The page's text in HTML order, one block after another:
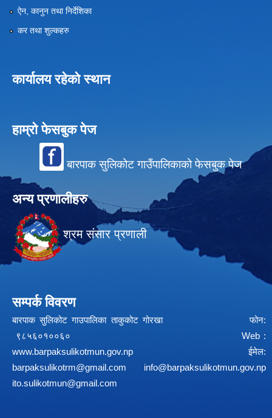
ऐन, कानुन तथा निर्देशिका
कर तथा शुल्कहरु
कार्यालय रहेको स्थान
हाम्रो फेसबुक पेज
बारपाक सुलिकोट गाउँपालिकाको फेसबुक पेज
अन्य प्रणालीहरु
श्रम संसार प्रणाली
सम्पर्क विवरण
बारपाक सुलिकोट गाउपालिका ताकुकोट गोरखा फोन:
९८५६०१००६० Web :
www.barpaksulikotmun.gov.np
ईमेल:
barpaksulikotrm@gmail.com
info@barpaksulikotmun.gov.np
ito.sulikotmun@gmail.com